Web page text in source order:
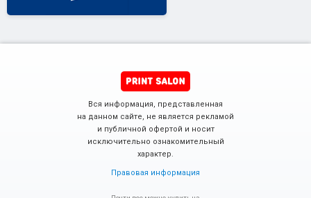
Вся информация, представленная
на данном сайте, не является рекламой
и публичной офертой и носит
исключительно ознакомительный
характер.
Правовая информация